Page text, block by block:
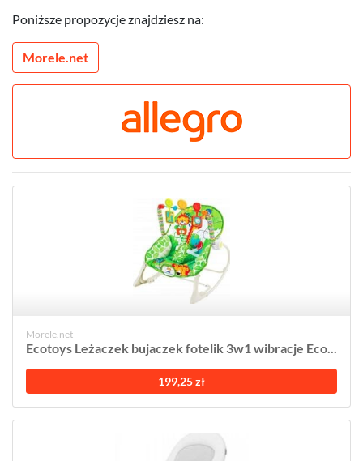
Poniższe propozycje znajdziesz na:
Morele.net
Morele.net
Ecotoys Leżaczek bujaczek fotelik 3w1 wibracje Eco...
199,25 zł